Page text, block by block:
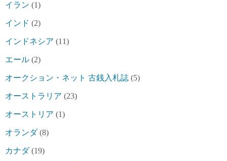
イラン (1)
インド (2)
インドネシア (11)
エール (2)
オークション・ネット 古銭入札誌 (5)
オーストラリア (23)
オーストリア (1)
オランダ(8)
カナダ(19)